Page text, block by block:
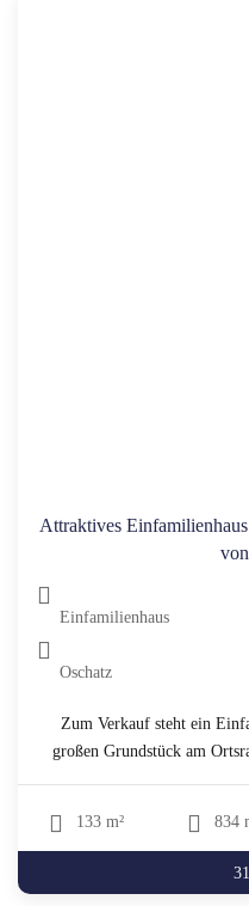
Attraktives
Einfamilienhaus
Oschatz
Zum Verkauf steht ein
großen Grundstück am
133 m² 834